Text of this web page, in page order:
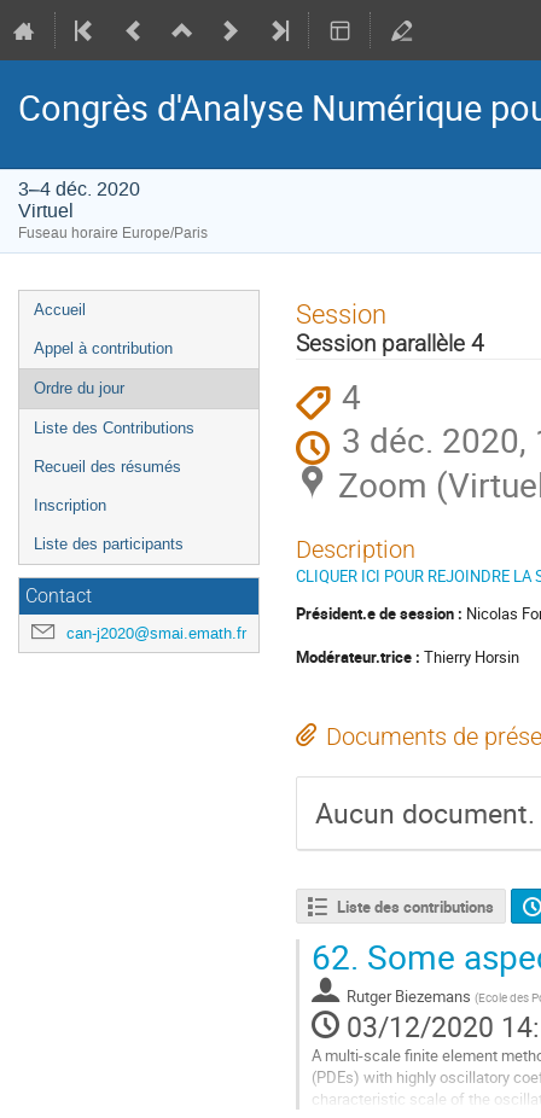
Congrès d'Analyse Numérique
3–4 déc. 2020
Virtuel
Fuseau horaire Europe/Paris
Menu
de
l'événement
Accueil
Appel à contribution
Ordre du jour
Liste des Contributions
Recueil des résumés
Inscription
Liste des participants
Contact
can-j2020@smai.emath.fr
Session
Session parallèle 4
4
3 déc. 2020,
Zoom
Description
CLIQUER ICI POUR REJOINDRE LA
Président.e de session : Nicolas
Modérateur.trice : Thierry Horsin
Documents de
Aucun document.
Liste des contributions
62. Some
Rutger Biezemans (Ecole des
03/12/2020
A multi-scale finite element
(PDEs) with highly oscillatory
characteristic scale of the